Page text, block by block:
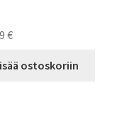
€Nykyinen
on:ostoskoriin